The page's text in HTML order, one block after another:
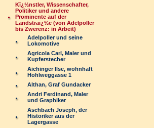
Kï¿½nstler, Wissenschafter,
Politiker und andere
Prominente auf der
Landstraï¿½e (von Adelpoller
bis Zwerenz: in Arbeit)
Adelpoller und seine
Lokomotive
Agricola Carl, Maler und
Kupferstecher
Aichinger Ilse, wohnhaft
Hohlweggasse 1
Althan, Graf Gundacker
Andri Ferdinand, Maler
und Graphiker
Aschbach Joseph, der
Historiker aus der
Lagergasse